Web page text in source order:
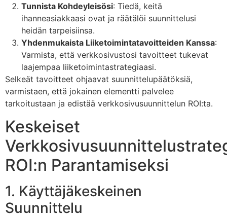
Tunnista Kohdeyleisösi: Tiedä, keitä
ihanneasiakkaasi ovat ja räätälöi suunnittelusi
heidän tarpeisiinsa.
Yhdenmukaista Liiketoimintatavoitteiden Kanssa:
Varmista, että verkkosivustosi tavoitteet tukevat
laajempaa liiketoimintastrategiaasi.
Selkeät tavoitteet ohjaavat suunnittelupäätöksiä,
varmistaen, että jokainen elementti palvelee
tarkoitustaan ja edistää verkkosivusuunnittelun ROI:ta.
Keskeiset
ROI:n Parantamiseksi
1. Käyttäjäkeskeinen
Suunnittelu